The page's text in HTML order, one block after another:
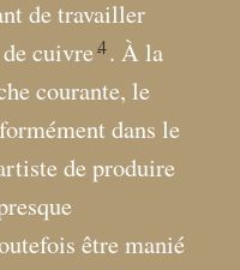
de travailler
cuivre 4 . À la
courante, le
dans le
de produire
être manié